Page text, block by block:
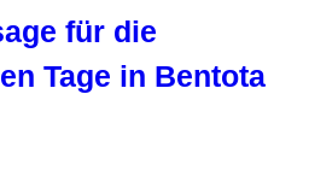
für die
Tage in Bentota